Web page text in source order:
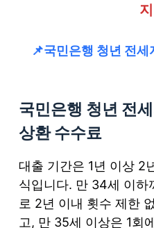
📌국민은행 청년 전
국민은행 청년 전
상환 수수료
대출 기간은 1년 이상 2
식입니다. 만 34세 이하
로 2년 이내 횟수 제한
고, 만 35세 이상은 1회